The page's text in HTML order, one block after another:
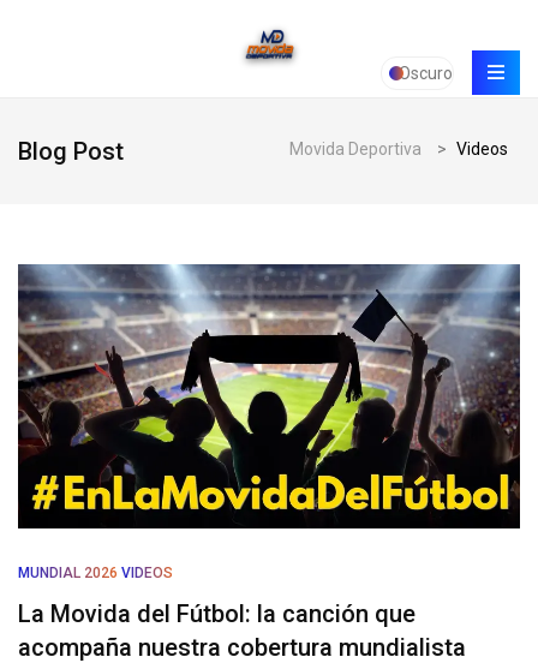
Oscuro
Blog Post Movida Deportiva > Videos
MUNDIAL 2026 VIDEOS
La Movida del Fútbol: la canción que
acompaña nuestra cobertura mundialista